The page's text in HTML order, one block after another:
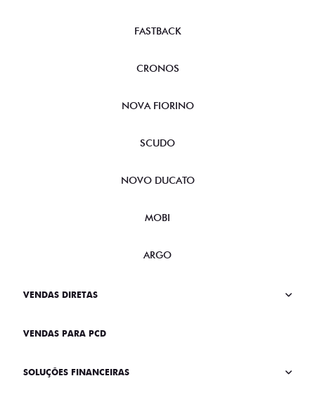
FASTBACK
CRONOS
NOVA FIORINO
SCUDO
NOVO DUCATO
MOBI
ARGO
VENDAS DIRETAS
VENDAS PARA PCD
SOLUÇÕES FINANCEIRAS